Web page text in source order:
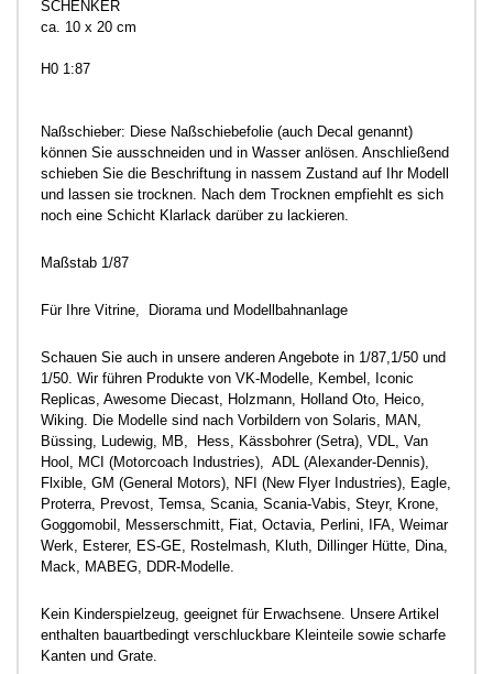
SCHENKER
ca. 10 x 20 cm
H0 1:87
Naßschieber: Diese Naßschiebefolie (auch Decal genannt)
können Sie ausschneiden und in Wasser anlösen. Anschließend
schieben Sie die Beschriftung in nassem Zustand auf Ihr Modell
und lassen sie trocknen. Nach dem Trocknen empfiehlt es sich
noch eine Schicht Klarlack darüber zu lackieren.
Maßstab 1/87
Für Ihre Vitrine, Diorama und Modellbahnanlage
Schauen Sie auch in unsere anderen Angebote in 1/87,1/50 und
1/50. Wir führen Produkte von VK-Modelle, Kembel, Iconic
Replicas, Awesome Diecast, Holzmann, Holland Oto, Heico,
Wiking. Die Modelle sind nach Vorbildern von Solaris, MAN,
Büssing, Ludewig, MB, Hess, Kässbohrer (Setra), VDL, Van
Hool, MCI (Motorcoach Industries), ADL (Alexander-Dennis),
Flxible, GM (General Motors), NFI (New Flyer Industries), Eagle,
Proterra, Prevost, Temsa, Scania, Scania-Vabis, Steyr, Krone,
Goggomobil, Messerschmitt, Fiat, Octavia, Perlini, IFA, Weimar
Werk, Esterer, ES-GE, Rostelmash, Kluth, Dillinger Hütte, Dina,
Mack, MABEG, DDR-Modelle.
Kein Kinderspielzeug, geeignet für Erwachsene. Unsere Artikel
enthalten bauartbedingt verschluckbare Kleinteile sowie scharfe
Kanten und Grate.